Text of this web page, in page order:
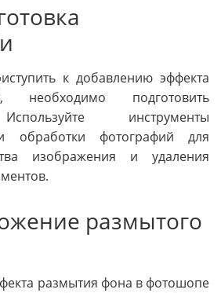
к добавлению эффекта
необходимо подготовить
инструменты
обработки фотографий для
изображения и удаления
размытого
размытия фона в фотошопе